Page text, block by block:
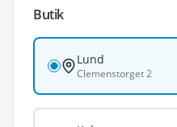
Butik
Lund
Clemenstorget 2